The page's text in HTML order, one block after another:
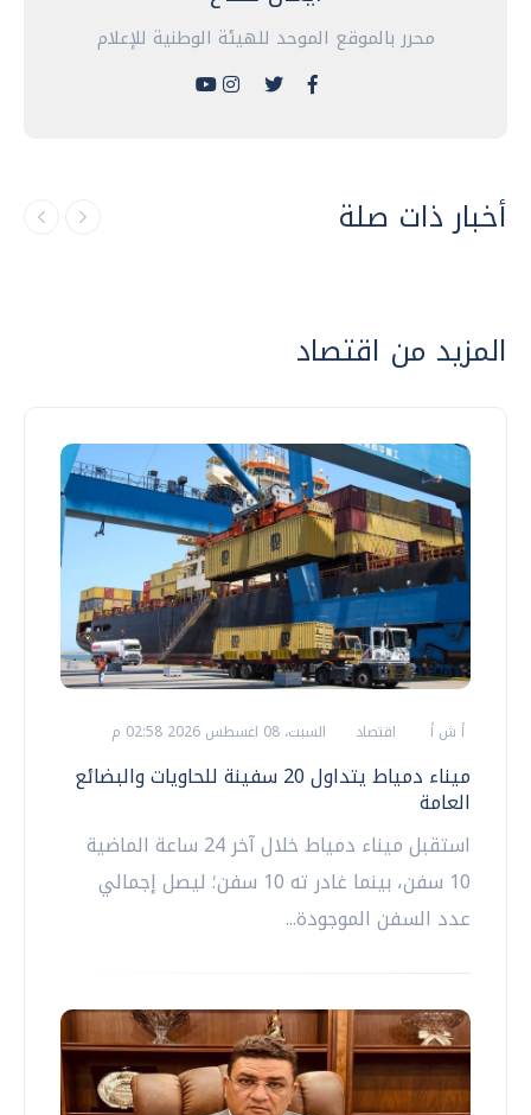
محرر بالموقع الموحد للهيئة الوطنية للإعلام
أخبار ذات صلة
المزيد من اقتصاد
أ ش أ اقتصاد السبت، 08 اغسطس 2026 02:58 م
ميناء دمياط يتداول 20 سفينة للحاويات والبضائع
العامة
استقبل ميناء دمياط خلال آخر 24 ساعة الماضية
10 سفن، بينما غادر ته 10 سفن؛ ليصل إجمالي
عدد السفن الموجودة...